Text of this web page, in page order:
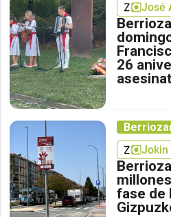
José
26
Jokin
fase de